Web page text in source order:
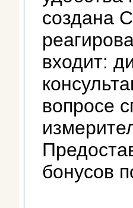
создана
входит:
вопросе
бонусов